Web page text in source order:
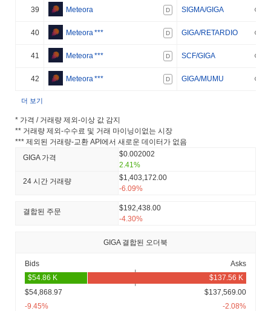
39 Meteora D SIGMA/GIGA
40 Meteora *** D GIGA/RETARDIO
41 Meteora *** D SCF/GIGA
42 Meteora *** D GIGA/MUMU
더 보기
* 가격 / 거래량 제외-이상 값 감지
** 거래량 제외-수수료 및 거래 마이닝이없는 시장
*** 제외된 거래량-교환 API에서 새로운 데이터가 없음
GIGA 가격
$0.002002
2.41%
24 시간 거래량
$1,403,172.00
-6.09%
결합된 주문
$192,438.00
-4.30%
GIGA 결합된 오더북
Bids Asks
$54,868.97
$137,569.00
-9.45%
-2.08%